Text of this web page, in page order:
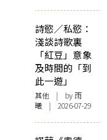
詩慾／私慾：
淺談詩歌裏
「紅豆」意象
及時間的「到
此一遊」
其他 | by 雨
曦 | 2026-07-29